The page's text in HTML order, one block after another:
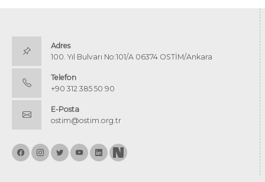
Adres
100. Yıl Bulvarı No:101/A 06374 OSTİM/Ankara
Telefon
+90 312 385 50 90
E-Posta
ostim@ostim.org.tr